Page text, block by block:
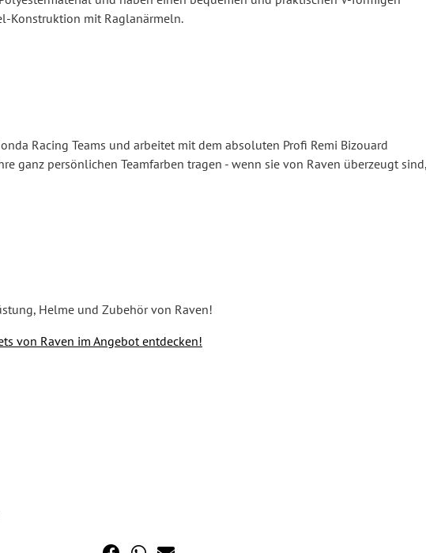
Konstruktion mit Raglanärmeln.
Racing Teams und arbeitet mit dem absoluten Profi Remi Bizouard
ganz persönlichen Teamfarben tragen - wenn sie von Raven überzeugt sind,
Helme und Zubehör von Raven!
von Raven im Angebot entdecken!